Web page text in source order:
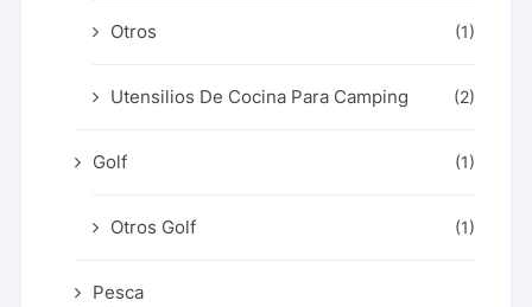
Otros (1)
Utensilios De Cocina Para Camping (2)
Golf (1)
Otros Golf (1)
Pesca